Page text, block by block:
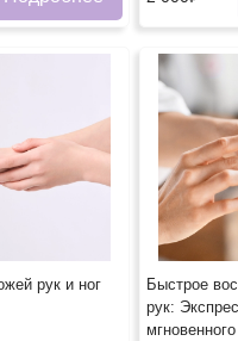
рук и ног
Быстрое
рук: